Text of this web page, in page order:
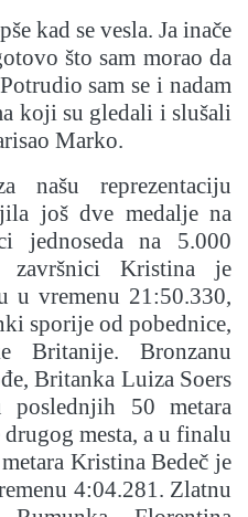
kad se vesla. Ja inače
što sam morao da
sam se i nadam
koji su gledali i slušali
Marko.
našu reprezentaciju
još dve medalje na
jednoseda na 5.000
završnici Kristina je
u vremenu 21:50.330,
sporije od pobednice,
Britanije. Bronzanu
Britanka Luiza Soers
50 metara
mesta, a u finalu
Kristina Bedeč je
4:04.281. Zlatnu